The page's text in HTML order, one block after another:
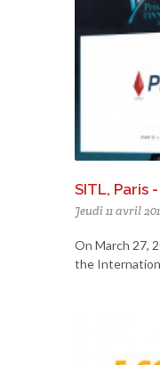
SITL, Paris
Jeudi 11 avril
On March 27,
the